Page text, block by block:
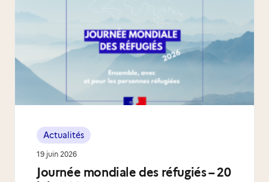
Journée mondiale des réfugiés – 20
Actualités
19 juin 2026